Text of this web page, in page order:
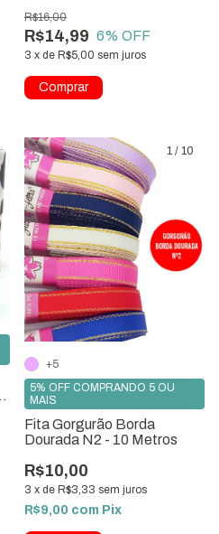
R$14,99
R$16,00
6% OFF
3 x de R$5,00 sem juros
1 / 10
Fita Gorgurão Borda
Dourada N2 - 10 Metros
R$10,00
3 x de R$3,33 sem juros
5% OFF COMPRANDO 5 OU
MAIS
R$9,00 com Pix
+5